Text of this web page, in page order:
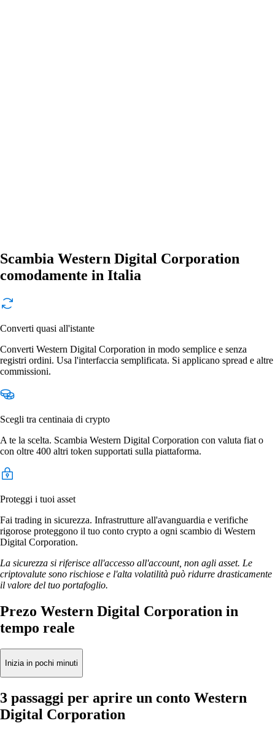
Scambia Western Digital Corporation
comodamente in Italia
Converti quasi all'istante
Converti Western Digital Corporation in modo semplice e senza
registri ordini. Usa l'interfaccia semplificata. Si applicano spread e altre
commissioni.
Scegli tra centinaia di crypto
A te la scelta. Scambia Western Digital Corporation con valuta fiat o
con oltre 400 altri token supportati sulla piattaforma.
Proteggi i tuoi asset
Fai trading in sicurezza. Infrastrutture all'avanguardia e verifiche
rigorose proteggono il tuo conto crypto a ogni scambio di Western
Digital Corporation.
La sicurezza si riferisce all'accesso all'account, non agli asset. Le
criptovalute sono rischiose e l'alta volatilità può ridurre drasticamente
il valore del tuo portafoglio.
Prezo Western Digital Corporation in
tempo reale
Inizia in pochi minuti
3 passaggi per aprire un conto Western
Digital Corporation